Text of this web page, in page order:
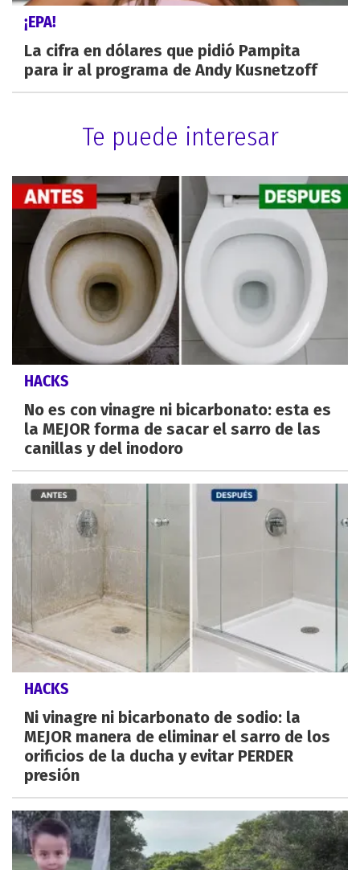
¡EPA!
La cifra en dólares que pidió Pampita
para ir al programa de Andy Kusnetzoff
Te puede interesar
HACKS
No es con vinagre ni bicarbonato: esta es
la MEJOR forma de sacar el sarro de las
canillas y del inodoro
HACKS
Ni vinagre ni bicarbonato de sodio: la
MEJOR manera de eliminar el sarro de los
orificios de la ducha y evitar PERDER
presión